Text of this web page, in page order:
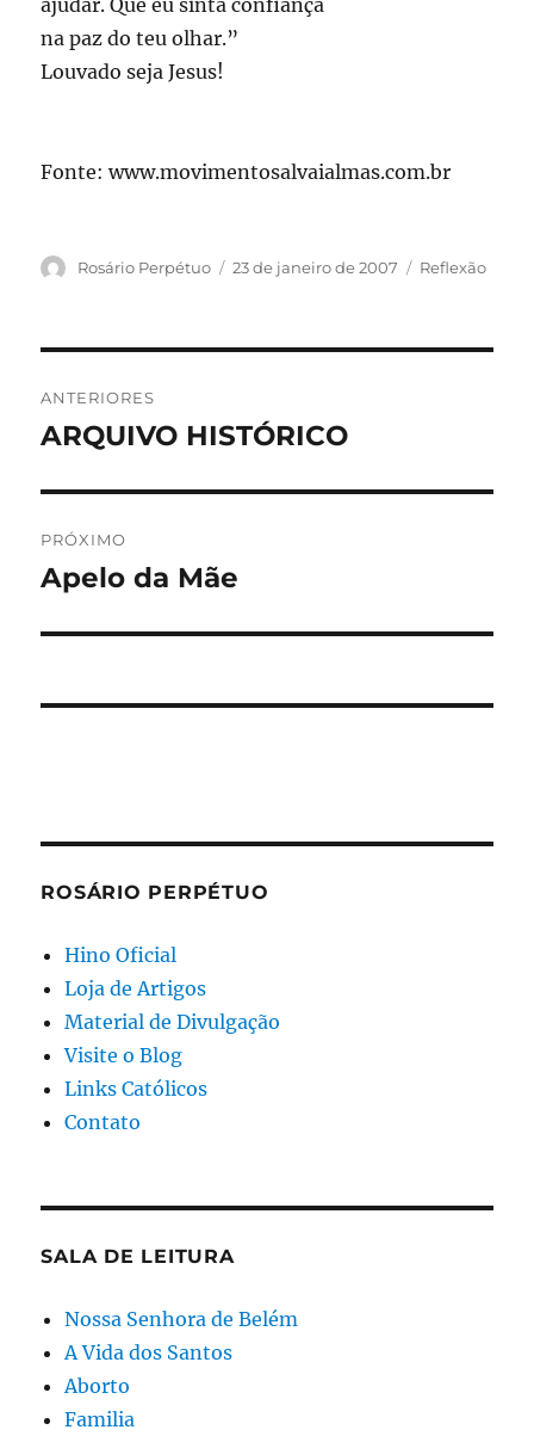
ajudar. Que eu sinta confiança
na paz do teu olhar.”
Louvado seja Jesus!
Fonte: www.movimentosalvaialmas.com.br
Autor
Rosário Perpétuo
Publicado
23 de janeiro de 2007 Categorias
Reflexão
de
ANTERIORES
Post
ARQUIVO HISTÓRICO
PRÓXIMO
Próximo
Apelo da Mãe
ROSÁRIO PERPÉTUO
Hino Oficial
Loja de Artigos
Material de Divulgação
Visite o Blog
Links Católicos
Contato
SALA DE LEITURA
Nossa Senhora de Belém
A Vida dos Santos
Aborto
Familia